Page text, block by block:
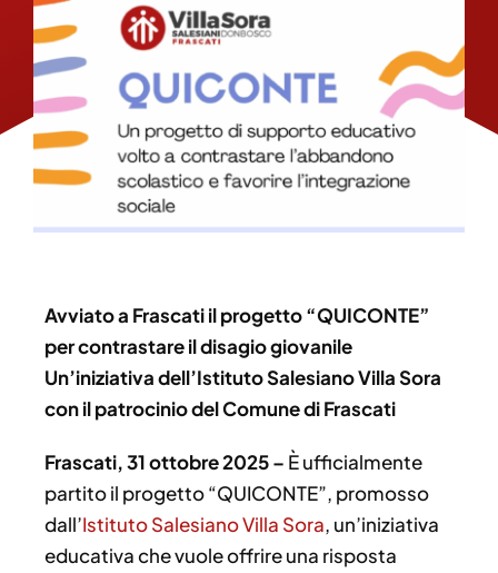
Avviato a Frascati il progetto “QUICONTE”
per contrastare il disagio giovanile
Un’iniziativa dell’Istituto Salesiano Villa Sora
con il patrocinio del Comune di Frascati
Frascati, 31 ottobre 2025 – È ufficialmente
partito il progetto “QUICONTE”, promosso
dall’Istituto Salesiano Villa Sora, un’iniziativa
educativa che vuole offrire una risposta